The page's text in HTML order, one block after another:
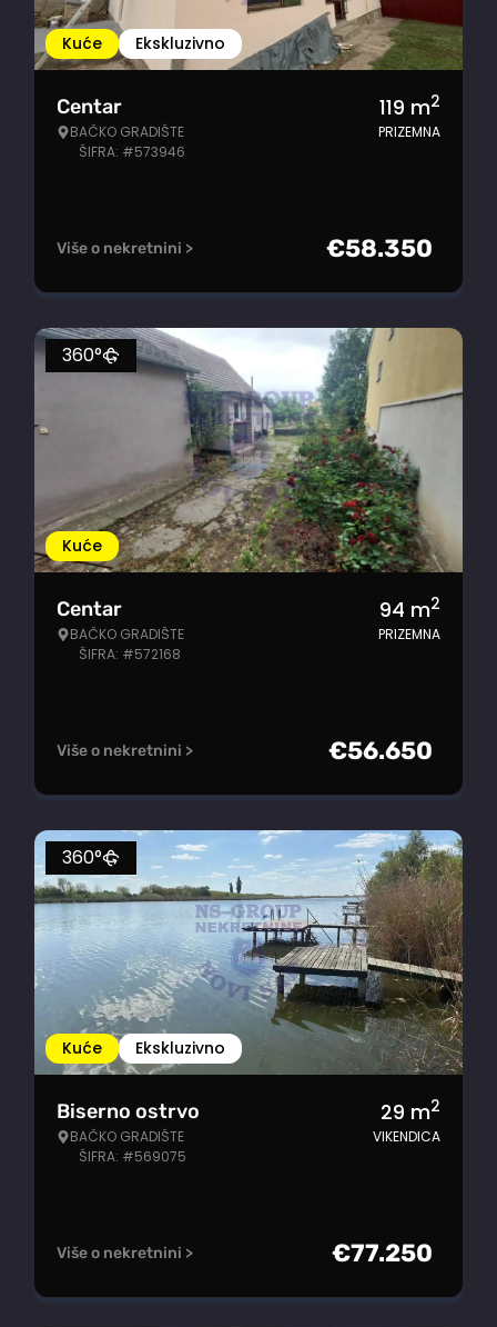
Kuće Ekskluzivno
Centar
BAČKO GRADIŠTE
ŠIFRA: #573946
119 m2
PRIZEMNA
Više o nekretnini > €58.350
Kuće
360°
Centar
BAČKO GRADIŠTE
ŠIFRA: #572168
94 m2
PRIZEMNA
Više o nekretnini > €56.650
Kuće Ekskluzivno
360°
Biserno ostrvo
BAČKO GRADIŠTE
ŠIFRA: #569075
29 m2
VIKENDICA
Više o nekretnini > €77.250